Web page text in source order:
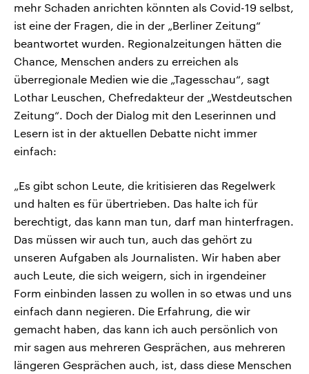
mehr Schaden anrichten könnten als Covid-19 selbst,
ist eine der Fragen, die in der „Berliner Zeitung“
beantwortet wurden. Regionalzeitungen hätten die
Chance, Menschen anders zu erreichen als
überregionale Medien wie die „Tagesschau“, sagt
Lothar Leuschen, Chefredakteur der „Westdeutschen
Zeitung“. Doch der Dialog mit den Leserinnen und
Lesern ist in der aktuellen Debatte nicht immer
einfach:
„Es gibt schon Leute, die kritisieren das Regelwerk
und halten es für übertrieben. Das halte ich für
berechtigt, das kann man tun, darf man hinterfragen.
Das müssen wir auch tun, auch das gehört zu
unseren Aufgaben als Journalisten. Wir haben aber
auch Leute, die sich weigern, sich in irgendeiner
Form einbinden lassen zu wollen in so etwas und uns
einfach dann negieren. Die Erfahrung, die wir
gemacht haben, das kann ich auch persönlich von
mir sagen aus mehreren Gesprächen, aus mehreren
längeren Gesprächen auch, ist, dass diese Menschen